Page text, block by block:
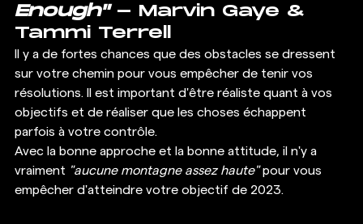
Enough" - Marvin Gaye &
Tammi Terrell
Il y a de fortes chances que des obstacles se dressent
sur votre chemin pour vous empêcher de tenir vos
résolutions. Il est important d'être réaliste quant à vos
objectifs et de réaliser que les choses échappent
parfois à votre contrôle.
Avec la bonne approche et la bonne attitude, il n'y a
vraiment "aucune montagne assez haute" pour vous
empêcher d'atteindre votre objectif de 2023.